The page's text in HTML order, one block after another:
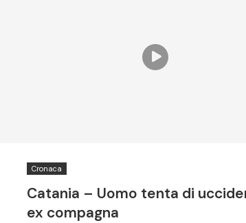
Cronaca
Catania – Uomo tenta di
ex compagna